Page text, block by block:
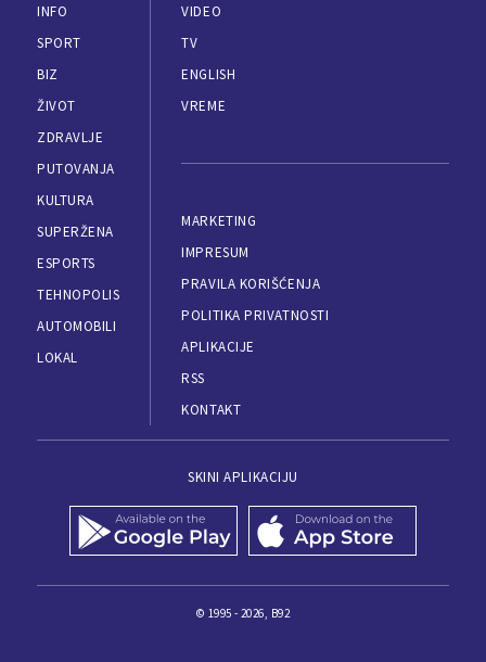
INFO
SPORT
BIZ
ŽIVOT
ZDRAVLJE
PUTOVANJA
KULTURA
SUPERŽENA
ESPORTS
TEHNOPOLIS
AUTOMOBILI
LOKAL
VIDEO
TV
ENGLISH
VREME
MARKETING
IMPRESUM
PRAVILA KORIŠĆENJA
POLITIKA PRIVATNOSTI
APLIKACIJE
RSS
KONTAKT
SKINI APLIKACIJU
© 1995 - 2026, B92